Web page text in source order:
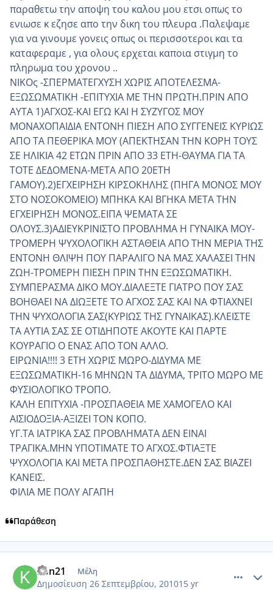
παραθετω την αποψη του καλου μου ετσι οπως το
ενιωσε κ εζησε απο την δικη του πλευρα .Παλεψαμε
για να γινουμε γονεις οπως οι περισσοτεροι και τα
καταφεραμε , για ολους ερχεται καποια στιγμη το
πληρωμα του χρονου ..
ΝΙΚΟς -ΣΠΕΡΜΑΤΕΓΧΥΣΗ ΧΩΡΙΣ ΑΠΟΤΕΛΕΣΜΑ-
ΕΞΩΣΩΜΑΤΙΚΗ -ΕΠΙΤΥΧΙΑ ΜΕ ΤΗΝ ΠΡΩΤΗ.ΠΡΙΝ ΑΠΟ
ΑΥΤΑ 1)ΑΓΧΟΣ-ΚΑΙ ΕΓΩ ΚΑΙ Η ΣΥΖΥΓΟΣ ΜΟΥ
ΜΟΝΑΧΟΠΑΙΔΙΑ ΕΝΤΟΝΗ ΠΙΕΣΗ ΑΠΟ ΣΥΓΓΕΝΕΙΣ ΚΥΡΙΩΣ
ΑΠΟ ΤΑ ΠΕΘΕΡΙΚΑ ΜΟΥ (ΑΠΕΚΤΗΣΑΝ ΤΗΝ ΚΟΡΗ ΤΟΥΣ
ΣΕ ΗΛΙΚΙΑ 42 ΕΤΩΝ ΠΡΙΝ ΑΠΟ 33 ΕΤΗ-ΘΑΥΜΑ ΓΙΑ ΤΑ
ΤΟΤΕ ΔΕΔΟΜΕΝΑ-ΜΕΤΑ ΑΠΟ 20ΕΤΗ
ΓΑΜΟΥ).2)ΕΓΧΕΙΡΗΣΗ ΚΙΡΣΟΚΗΛΗΣ (ΠΗΓΑ ΜΟΝΟΣ ΜΟΥ
ΣΤΟ ΝΟΣΟΚΟΜΕΙΟ) ΜΠΗΚΑ ΚΑΙ ΒΓΗΚΑ ΜΕΤΑ ΤΗΝ
ΕΓΧΕΙΡΗΣΗ ΜΟΝΟΣ.ΕΙΠΑ ΨΕΜΑΤΑ ΣΕ
ΟΛΟΥΣ.3)ΑΔΙΕΥΚΡΙΝΙΣΤΟ ΠΡΟΒΛΗΜΑ Η ΓΥΝΑΙΚΑ ΜΟΥ-
ΤΡΟΜΕΡΗ ΨΥΧΟΛΟΓΙΚΗ ΑΣΤΑΘΕΙΑ ΑΠΟ ΤΗΝ ΜΕΡΙΑ ΤΗΣ
ΕΝΤΟΝΗ ΘΛΙΨΗ ΠΟΥ ΠΑΡΑΛΙΓΟ ΝΑ ΜΑΣ ΧΑΛΑΣΕΙ ΤΗΝ
ΖΩΗ-ΤΡΟΜΕΡΗ ΠΙΕΣΗ ΠΡΙΝ ΤΗΝ ΕΞΩΣΩΜΑΤΙΚΗ.
ΣΥΜΠΕΡΑΣΜΑ ΔΙΚΟ ΜΟΥ.ΔΙΑΛΕΞΤΕ ΓΙΑΤΡΟ ΠΟΥ ΣΑΣ
ΒΟΗΘΑΕΙ ΝΑ ΔΙΩΞΕΤΕ ΤΟ ΑΓΧΟΣ ΣΑΣ ΚΑΙ ΝΑ ΦΤΙΑΧΝΕΙ
ΤΗΝ ΨΥΧΟΛΟΓΙΑ ΣΑΣ(ΚΥΡΙΩΣ ΤΗΣ ΓΥΝΑΙΚΑΣ).ΚΛΕΙΣΤΕ
ΤΑ ΑΥΤΙΑ ΣΑΣ ΣΕ ΟΤΙΔΗΠΟΤΕ ΑΚΟΥΤΕ ΚΑΙ ΠΑΡΤΕ
ΚΟΥΡΑΓΙΟ Ο ΕΝΑΣ ΑΠΟ ΤΟΝ ΑΛΛΟ.
ΕΙΡΩΝΙΑ!!!! 3 ΕΤΗ ΧΩΡΙΣ ΜΩΡΟ-ΔΙΔΥΜΑ ΜΕ
ΕΞΩΣΩΜΑΤΙΚΗ-16 ΜΗΝΩΝ ΤΑ ΔΙΔΥΜΑ, ΤΡΙΤΟ ΜΩΡΟ ΜΕ
ΦΥΣΙΟΛΟΓΙΚΟ ΤΡΟΠΟ.
ΚΑΛΗ ΕΠΙΤΥΧΙΑ -ΠΡΟΣΠΑΘΕΙΑ ΜΕ ΧΑΜΟΓΕΛΟ ΚΑΙ
ΑΙΣΙΟΔΟΞΙΑ-ΑΞΙΖΕΙ ΤΟΝ ΚΟΠΟ.
ΥΓ.ΤΑ ΙΑΤΡΙΚΑ ΣΑΣ ΠΡΟΒΛΗΜΑΤΑ ΔΕΝ ΕΙΝΑΙ
ΤΡΑΓΙΚΑ.ΜΗΝ ΥΠΟΤΙΜΑΤΕ ΤΟ ΑΓΧΟΣ.ΦΤΙΑΞΤΕ
ΨΥΧΟΛΟΓΙΑ ΚΑΙ ΜΕΤΑ ΠΡΟΣΠΑΘΗΣΤΕ.ΔΕΝ ΣΑΣ ΒΙΑΖΕΙ
ΚΑΝΕΙΣ.
ΦΙΛΙΑ ΜΕ ΠΟΛΥ ΑΓΑΠΗ
Παράθεση
kon21 Μέλη
Δημοσίευση 26 Σεπτεμβρίου, 201015 yr